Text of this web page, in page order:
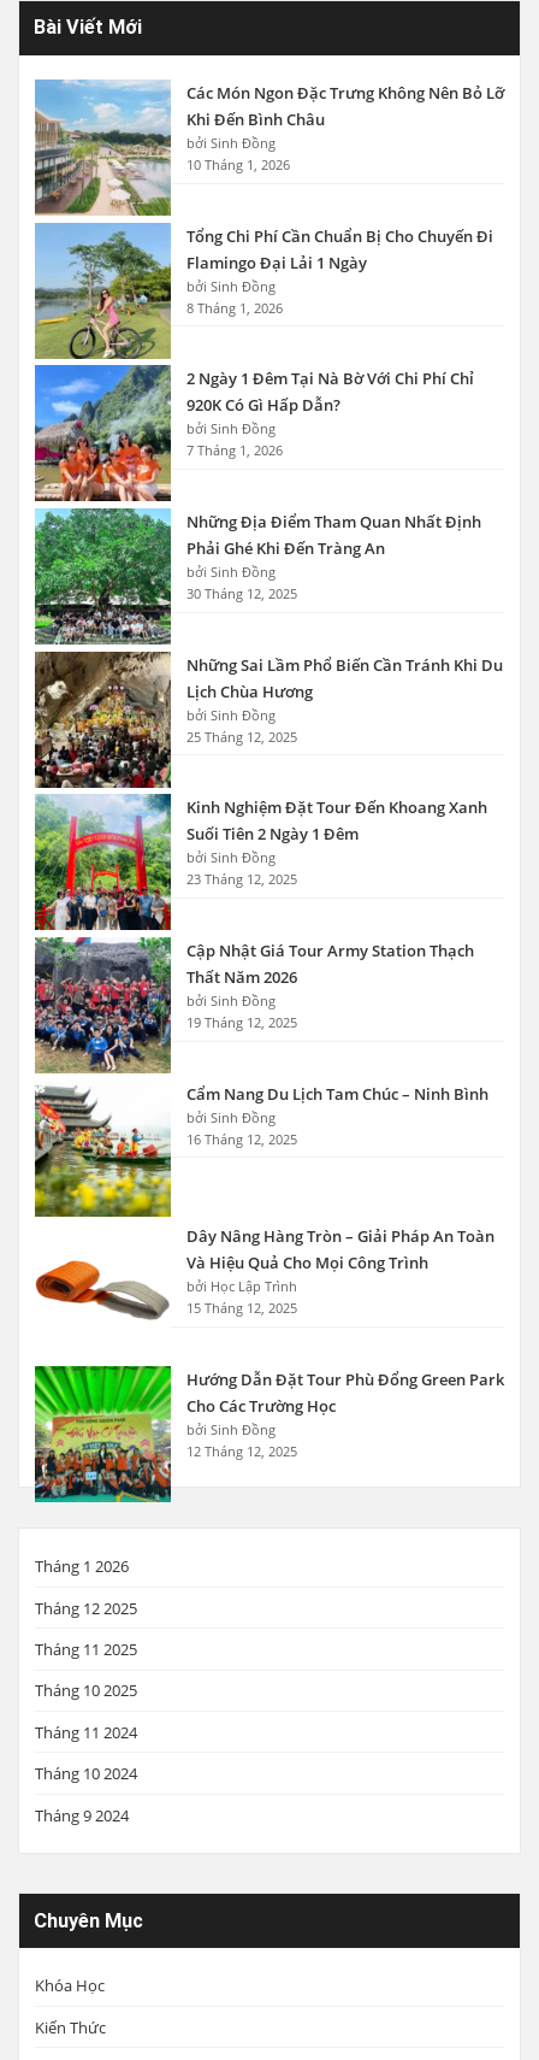
Bài Viết Mới
Các Món Ngon Đặc Trưng Không Nên Bỏ Lỡ
Khi Đến Bình Châu
bởi Sinh Đồng
10 Tháng 1, 2026
Tổng Chi Phí Cần Chuẩn Bị Cho Chuyến Đi
Flamingo Đại Lải 1 Ngày
bởi Sinh Đồng
8 Tháng 1, 2026
2 Ngày 1 Đêm Tại Nà Bờ Với Chi Phí Chỉ
920K Có Gì Hấp Dẫn?
bởi Sinh Đồng
7 Tháng 1, 2026
Những Địa Điểm Tham Quan Nhất Định
Phải Ghé Khi Đến Tràng An
bởi Sinh Đồng
30 Tháng 12, 2025
Những Sai Lầm Phổ Biến Cần Tránh Khi Du
Lịch Chùa Hương
bởi Sinh Đồng
25 Tháng 12, 2025
Kinh Nghiệm Đặt Tour Đến Khoang Xanh
Suối Tiên 2 Ngày 1 Đêm
bởi Sinh Đồng
23 Tháng 12, 2025
Cập Nhật Giá Tour Army Station Thạch
Thất Năm 2026
bởi Sinh Đồng
19 Tháng 12, 2025
Cẩm Nang Du Lịch Tam Chúc – Ninh Bình
bởi Sinh Đồng
16 Tháng 12, 2025
Dây Nâng Hàng Tròn – Giải Pháp An Toàn
Và Hiệu Quả Cho Mọi Công Trình
bởi Học Lập Trình
15 Tháng 12, 2025
Hướng Dẫn Đặt Tour Phù Đổng Green Park
Cho Các Trường Học
bởi Sinh Đồng
12 Tháng 12, 2025
Tháng 1 2026
Tháng 12 2025
Tháng 11 2025
Tháng 10 2025
Tháng 11 2024
Tháng 10 2024
Tháng 9 2024
Chuyên Mục
Khóa Học
Kiến Thức